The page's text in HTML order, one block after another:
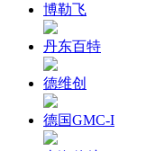
博勒飞
丹东百特
德维创
德国GMC-I